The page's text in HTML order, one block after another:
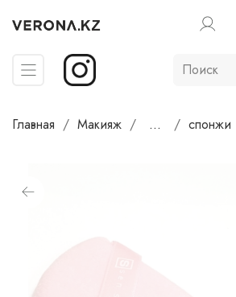
Главная Макияж ... спонжи